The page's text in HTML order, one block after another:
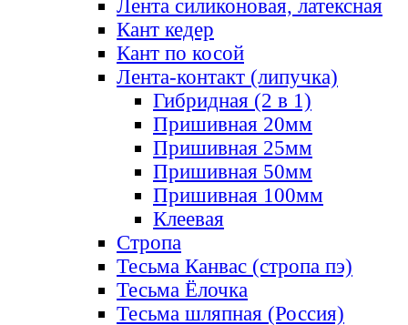
Лента силиконовая, латексная
Кант кедер
Кант по косой
Лента-контакт (липучка)
Гибридная (2 в 1)
Пришивная 20мм
Пришивная 25мм
Пришивная 50мм
Пришивная 100мм
Клеевая
Стропа
Тесьма Канвас (стропа пэ)
Тесьма Ёлочка
Тесьма шляпная (Россия)